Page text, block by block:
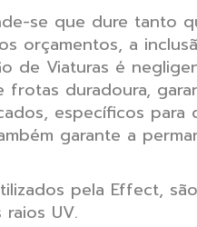
se que dure tanto
orçamentos, a
de Viaturas é
frotas duradoura,
específicos
garante a
pela Effect,
UV.